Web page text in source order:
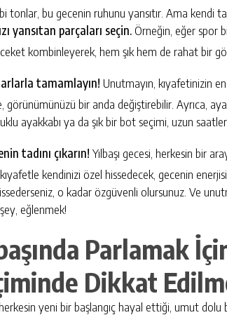
tonlar, bu gecenin ruhunu yansıtır. Ama kendi
yansıtan parçaları seçin. Örneğin, eğer spor
kombinleyerek, hem şık hem de rahat bir
tamamlayın! Unutmayın, kıyafetinizin
görünümünüzü bir anda değiştirebilir. Ayrıca,
ayakkabı ya da şık bir bot seçimi, uzun
tadını çıkarın! Yılbaşı gecesi, herkesin bir
kıyafetle kendinizi özel hissedecek, gecenin
o kadar özgüvenli olursunuz. Ve
eğlenmek!
Parlamak
Dikkat
herkesin yeni bir başlangıç hayal ettiği, umut